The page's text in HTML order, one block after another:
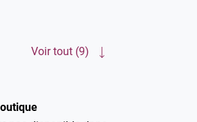
Voir tout (9)